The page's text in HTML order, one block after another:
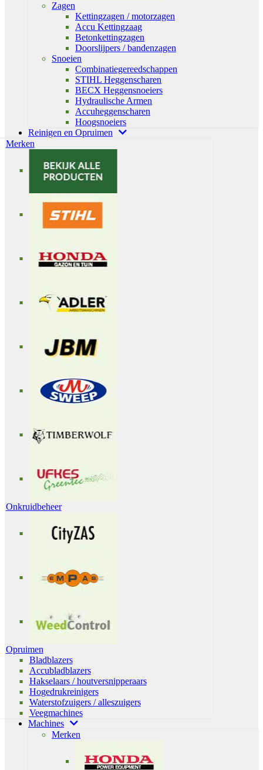
Zagen
Kettingzagen / motorzagen
Accu Kettingzaag
Betonkettingzagen
Doorslijpers / bandenzagen
Snoeien
Combinatiegereedschappen
STIHL Heggenscharen
BECX Heggensnoeiers
Hydraulische Armen
Accuheggenscharen
Hoogsnoeiers
Reinigen en Opruimen
Merken
Onkruidbeheer
Opruimen
Bladblazers
Accubladblazers
Hakselaars / houtversnipperaars
Hogedrukreinigers
Waterstofzuigers / alleszuigers
Veegmachines
Machines
Merken